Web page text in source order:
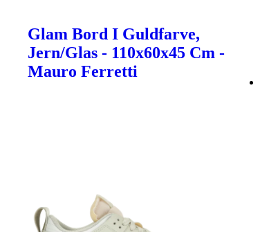
Glam Bord I Guldfarve,
Jern/Glas - 110x60x45 Cm -
Mauro Ferretti